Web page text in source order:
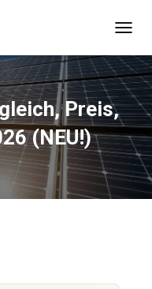
O
G
G
L
E
N
A
V
I
G
Preis,
(NEU!)